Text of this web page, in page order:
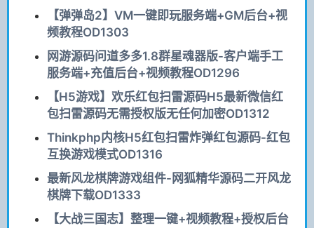
【弹弹岛2】VM一键即玩服务端+GM后台+视
频教程OD1303
网游源码问道多多1.8群星魂器版-客户端手工
服务端+充值后台+视频教程OD1296
【H5游戏】欢乐红包扫雷源码H5最新微信红
包扫雷源码无需授权版无任何加密OD1312
Thinkphp内核H5红包扫雷炸弹红包源码-红包
互换游戏模式OD1316
最新风龙棋牌游戏组件-网狐精华源码二开风龙
棋牌下载OD1333
【大战三国志】整理一键+视频教程+授权后台